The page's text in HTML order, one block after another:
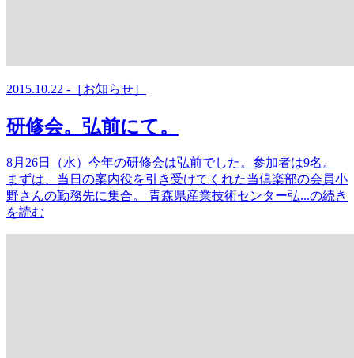
2015.10.22 -［お知らせ］
研修会。弘前にて。
8月26日（水）今年の研修会は弘前でした。参加者は9名。
まずは、当日の案内役を引き受けてくれた当倶楽部の会員小
野さんの勤務先に集合。 青森県産業技術センター弘...の続き
を読む